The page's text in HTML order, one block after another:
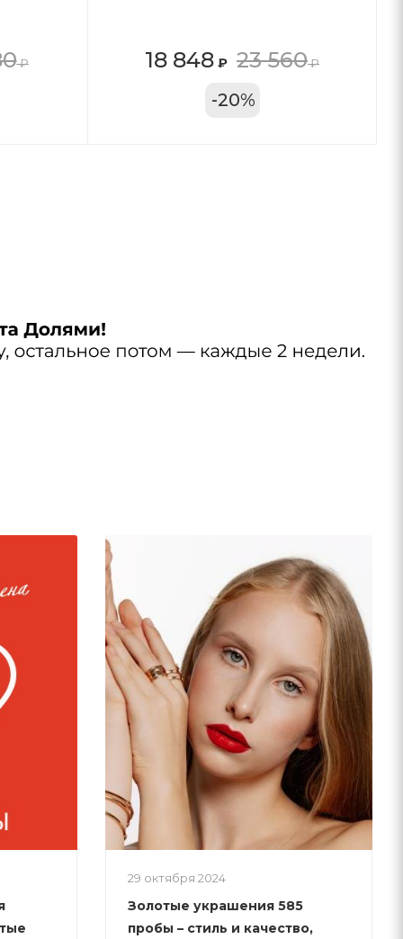
₽ 18 848 ₽ 23 560₽
-20%
29 октября 2024
Золотые украшения 585
пробы – стиль и качество,